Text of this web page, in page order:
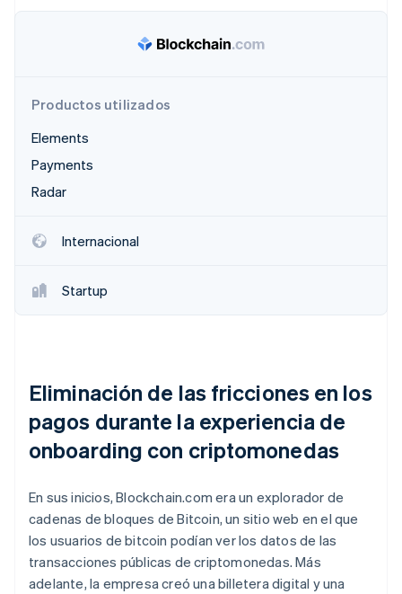
Eliminación de dióxido de carbono
Sesiones de Stripe 2026
Descubre cómo Stripe construye la infraestructura
Mirar ahora
Sector público
Productos utilizados
Elements
Payments
Radar
Internacional
Startup
Eliminación de las fricciones en los
pagos durante la experiencia de
onboarding con criptomonedas
En sus inicios, Blockchain.com era un explorador de
cadenas de bloques de Bitcoin, un sitio web en el que
los usuarios de bitcoin podían ver los datos de las
transacciones públicas de criptomonedas. Más
adelante, la empresa creó una billetera digital y una